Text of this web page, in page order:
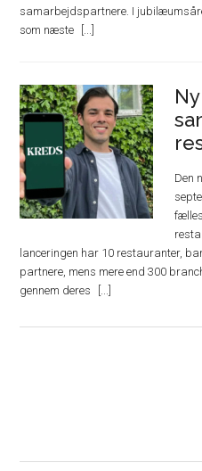
samarbejdspartnere. I
som næste
Den
lanceringen har 10 restauranter,
partnere, mens mere end 300
gennem deres